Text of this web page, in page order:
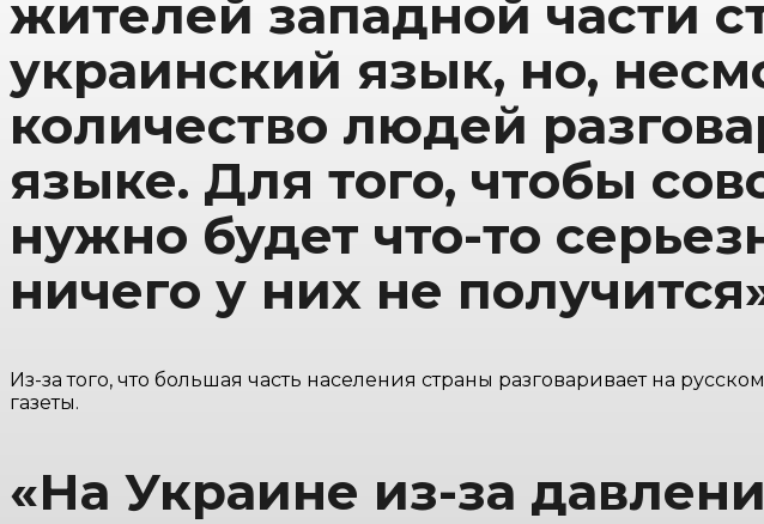
жителей западной части
украинский язык, но,
количество людей
языке. Для того, чтобы
нужно будет что-то
ничего у них не
Из-за того, что большая часть населения страны разговаривает на
газеты.
«На Украине из-за